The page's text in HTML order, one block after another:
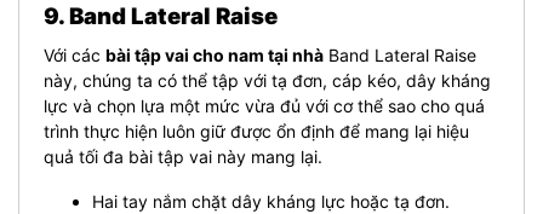
9. Band Lateral Raise
Với các bài tập vai cho nam tại nhà Band Lateral Raise
này, chúng ta có thể tập với tạ đơn, cáp kéo, dây kháng
lực và chọn lựa một mức vừa đủ với cơ thể sao cho quá
trình thực hiện luôn giữ được ổn định để mang lại hiệu
quả tối đa bài tập vai này mang lại.
Hai tay nắm chặt dây kháng lực hoặc tạ đơn.